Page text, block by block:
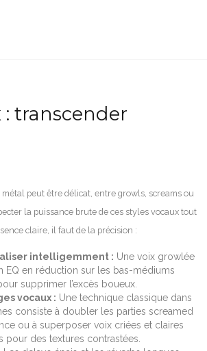
: transcender
métal peut être délicat, entre growls, screams ou
la puissance brute de ces styles vocaux tout
claire, il faut de la précision :
intelligemment : Une voix growlée
EQ en réduction sur les bas-médiums
supprimer l’excès boueux.
vocaux : Une technique classique dans
consiste à doubler les parties screamed
ou à superposer voix criées et claires
pour des textures contrastées.